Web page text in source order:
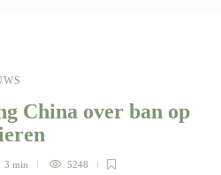
China over ban op
3 min 5248